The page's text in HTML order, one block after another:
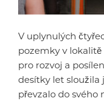
V uplynulých
pozemky v
pro rozvoj a
desítky let sloužila
převzalo do